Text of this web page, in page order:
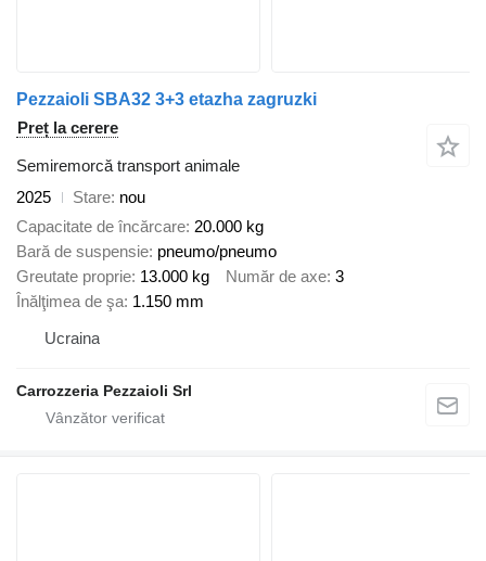
Pezzaioli SBA32 3+3 etazha zagruzki
Preț la cerere
Semiremorcă transport animale
2025
Stare nou
Capacitate de încărcare 20.000 kg
Bară de suspensie pneumo/pneumo
Greutate proprie 13.000 kg Număr de axe 3
Înălţimea de şa 1.150 mm
Ucraina
Carrozzeria Pezzaioli Srl